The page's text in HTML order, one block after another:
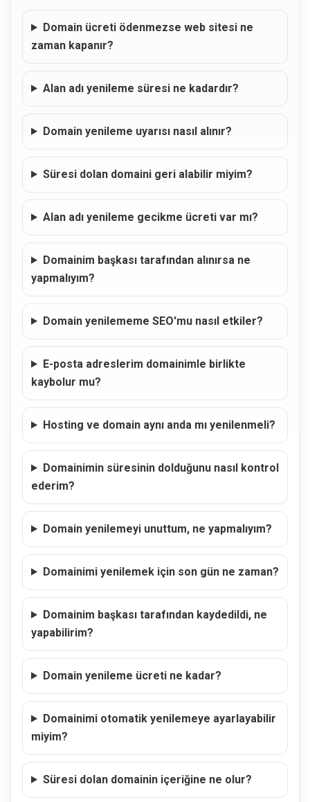
Domain ücreti ödenmezse web sitesi ne
zaman kapanır?
Alan adı yenileme süresi ne kadardır?
Domain yenileme uyarısı nasıl alınır?
Süresi dolan domaini geri alabilir miyim?
Alan adı yenileme gecikme ücreti var mı?
Domainim başkası tarafından alınırsa ne
yapmalıyım?
Domain yenilememe SEO'mu nasıl etkiler?
E-posta adreslerim domainimle birlikte
kaybolur mu?
Hosting ve domain aynı anda mı yenilenmeli?
Domainimin süresinin dolduğunu nasıl kontrol
ederim?
Domain yenilemeyi unuttum, ne yapmalıyım?
Domainimi yenilemek için son gün ne zaman?
Domainim başkası tarafından kaydedildi, ne
yapabilirim?
Domain yenileme ücreti ne kadar?
Domainimi otomatik yenilemeye ayarlayabilir
miyim?
Süresi dolan domainin içeriğine ne olur?